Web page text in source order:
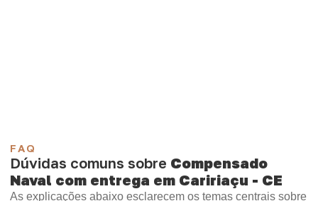
FAQ
Dúvidas comuns sobre Compensado
Naval com entrega em Caririaçu - CE
As explicações abaixo esclarecem os temas centrais sobre